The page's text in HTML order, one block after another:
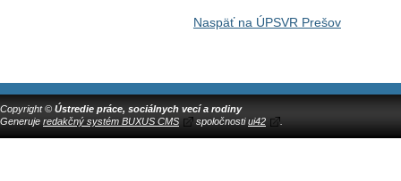
Naspäť na ÚPSVR Prešov
Copyright © Ústredie práce, sociálnych vecí a rodiny
Generuje redakčný systém BUXUS CMS spoločnostiui42